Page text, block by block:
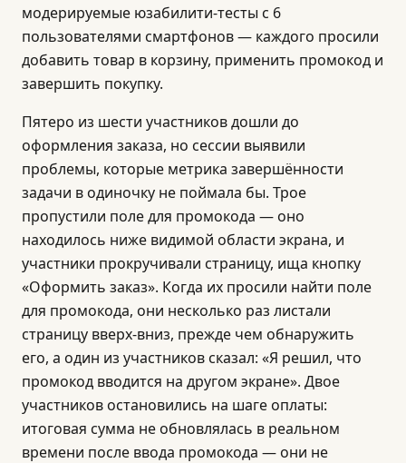
модерируемые юзабилити-тесты с 6
пользователями смартфонов — каждого просили
добавить товар в корзину, применить промокод и
завершить покупку.
Пятеро из шести участников дошли до
оформления заказа, но сессии выявили
проблемы, которые метрика завершённости
задачи в одиночку не поймала бы. Трое
пропустили поле для промокода — оно
находилось ниже видимой области экрана, и
участники прокручивали страницу, ища кнопку
«Оформить заказ». Когда их просили найти поле
для промокода, они несколько раз листали
страницу вверх-вниз, прежде чем обнаружить
его, а один из участников сказал: «Я решил, что
промокод вводится на другом экране». Двое
участников остановились на шаге оплаты:
итоговая сумма не обновлялась в реальном
времени после ввода промокода — они не